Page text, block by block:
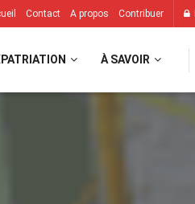
Contact A propos Contribuer
À SAVOIR